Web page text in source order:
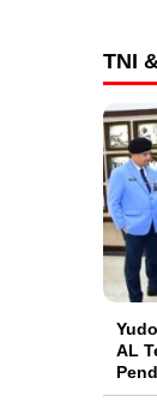
TNI
AL